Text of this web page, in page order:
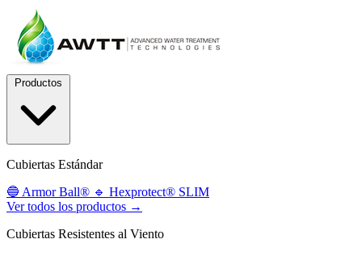
Cubiertas Estándar
🔵 Armor Ball® 🔹 Hexprotect® SLIM
Ver todos los productos →
Cubiertas Resistentes al Viento